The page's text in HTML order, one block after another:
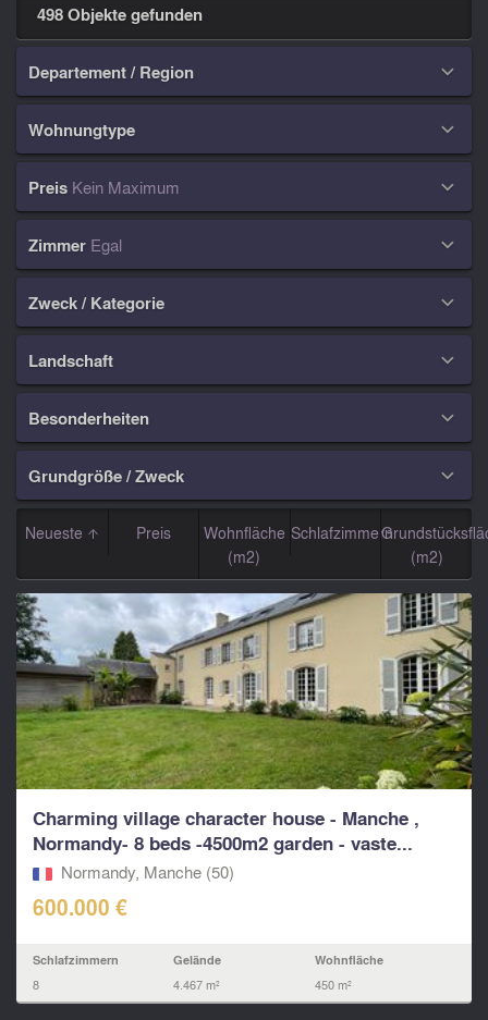
498 Objekte gefunden
Departement / Region 
Wohnungtype 
Preis Kein Maximum 
Zimmer Egal 
Zweck / Kategorie 
Landschaft 
Besonderheiten 
Grundgröße / Zweck 
Neueste Preis
Wohnfläche
(m2)
Schlafzimmern
(m2)
Charming village character house - Manche ,
Normandy- 8 beds -4500m2 garden - vaste...
Normandy, Manche (50)
600.000 €
Schlafzimmern
8
Gelände
4.467 m²
Wohnfläche
450 m²